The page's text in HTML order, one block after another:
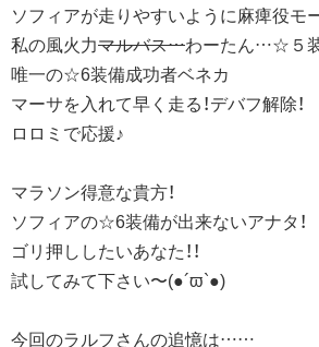
ソフィアが走りやすいように麻痺役モ
私の風火力マルバス…わーたん…☆５
唯一の☆6装備成功者ベネカ
マーサを入れて早く走る！デバフ解除！
ロロミで応援♪
マラソン得意な貴方！
ソフィアの☆6装備が出来ないアナタ！
ゴリ押ししたいあなた！！
試してみて下さい〜(●´ϖ`●)
今回のラルフさんの追憶は……